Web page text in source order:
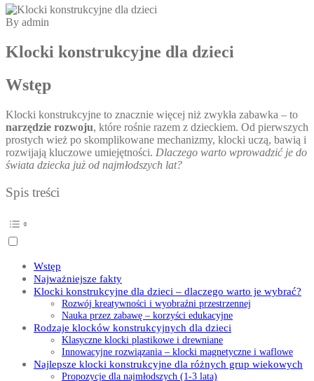
By admin
Klocki konstrukcyjne dla dzieci
Wstęp
Klocki konstrukcyjne to znacznie więcej niż zwykła zabawka – to
narzędzie rozwoju, które rośnie razem z dzieckiem. Od pierwszych
prostych wież po skomplikowane mechanizmy, klocki uczą, bawią i
rozwijają kluczowe umiejętności. Dlaczego warto wprowadzić je do
świata dziecka już od najmłodszych lat?
Spis treści
Wstęp
Najważniejsze fakty
Klocki konstrukcyjne dla dzieci – dlaczego warto je wybrać?
Rozwój kreatywności i wyobraźni przestrzennej
Nauka przez zabawę – korzyści edukacyjne
Rodzaje klocków konstrukcyjnych dla dzieci
Klasyczne klocki plastikowe i drewniane
Innowacyjne rozwiązania – klocki magnetyczne i waflowe
Najlepsze klocki konstrukcyjne dla różnych grup wiekowych
Propozycje dla najmłodszych (1-3 lata)